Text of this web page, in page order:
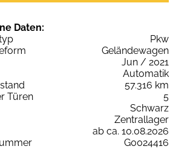
Daten:
Pkw
Geländewagen
Jun / 2021
Automatik
57.316 km
Türen
5
Schwarz
Zentrallager
ab ca. 10.08.2026
G0024416